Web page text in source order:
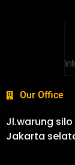
Our Office
Jl.warung silo
Jakarta